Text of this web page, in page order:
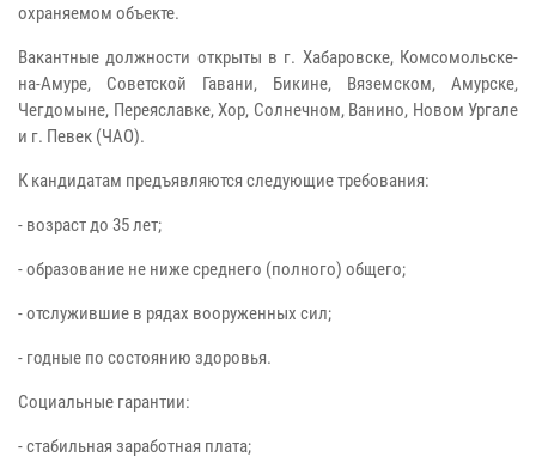
охраняемом объекте.
Вакантные должности открыты в г. Хабаровске, Комсомольске-
на-Амуре, Советской Гавани, Бикине, Вяземском, Амурске,
Чегдомыне, Переяславке, Хор, Солнечном, Ванино, Новом Ургале
и г. Певек (ЧАО).
К кандидатам предъявляются следующие требования:
- возраст до 35 лет;
- образование не ниже среднего (полного) общего;
- отслужившие в рядах вооруженных сил;
- годные по состоянию здоровья.
Социальные гарантии:
- стабильная заработная плата;